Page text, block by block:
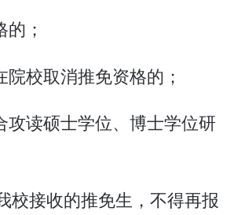
；
院校取消推免资格的；
攻读硕士学位、博士学位研
校接收的推免生，不得再报